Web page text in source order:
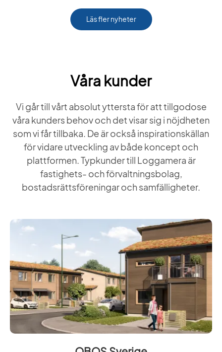
Läs fler nyheter
Våra kunder
Vi går till vårt absolut yttersta för att tillgodose
våra kunders behov och det visar sig i nöjdheten
som vi får tillbaka. De är också inspirationskällan
för vidare utveckling av både koncept och
plattformen. Typkunder till Loggamera är
fastighets- och förvaltningsbolag,
bostadsrättsföreningar och samfälligheter.